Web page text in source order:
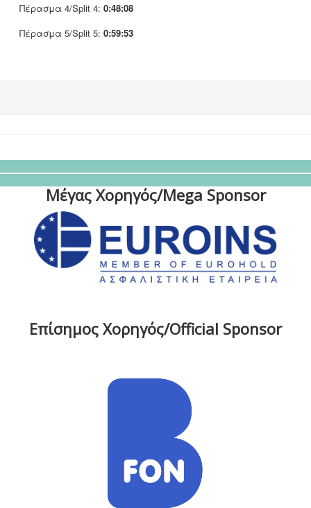
Πέρασμα 4/Split 4: 0:48:08
Πέρασμα 5/Split 5: 0:59:53
Μέγας Χορηγός/Mega Sponsor
Επίσημος Χορηγός/Official Sponsor